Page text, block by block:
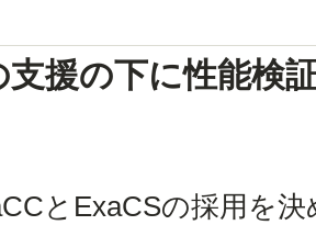
支援の下に性能検
とExaCSの採用を